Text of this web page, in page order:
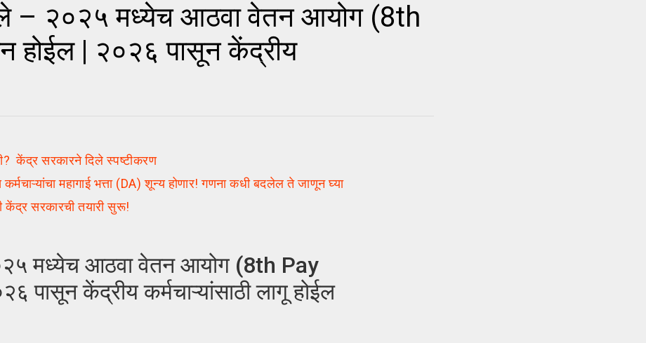
– २०२५ मध्येच आठवा वेतन आयोग (8th
होईल | २०२६ पासून केंद्रीय
केंद्र सरकारने दिले स्पष्टीकरण
महागाई भत्ता (DA) शून्य होणार! गणना कधी बदलेल ते जाणून घ्या
सरकारची तयारी सुरू!
मध्येच आठवा वेतन आयोग (8th Pay
केंद्रीय कर्मचाऱ्यांसाठी लागू होईल